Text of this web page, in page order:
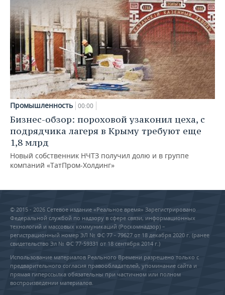
Промышленность 00:00
Бизнес-обзор: пороховой узаконил цеха, с
подрядчика лагеря в Крыму требуют еще
1,8 млрд
Новый собственник НЧТЗ получил долю и в группе
компаний «ТатПром-Холдинг»
© 2015 - 2026 Сетевое издание «Реальное время» Зарегистрировано
Федеральной службой по надзору в сфере связи, информационных
технологий и массовых коммуникаций (Роскомнадзор) –
регистрационный номер ЭЛ № ФС 77 - 79627 от 18 декабря 2020 г. (ранее
свидетельство Эл № ФС 77-59331 от 18 сентября 2014 г.)
Использование материалов Реального Времени разрешено только с
предварительного согласия правообладателей, упоминание сайта и
прямая гиперссылка обязательны при частичном или полном
воспроизведении материалов.